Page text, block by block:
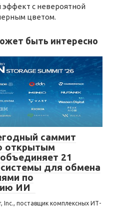
с невероятной
цветом.
быть интересно
саммит
открытым
21
для обмена
по
ИИ
Inc., поставщик комплексных ИТ-